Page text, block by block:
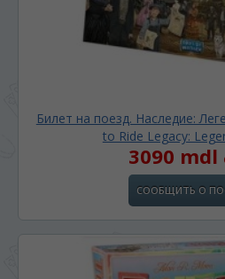
Билет на поезд. Наследие:
to Ride Legacy:
3090 mdl
СООБЩИТЬ О